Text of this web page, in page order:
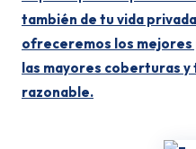
también de tu vida
ofreceremos los
las mayores coberturas y
razonable.